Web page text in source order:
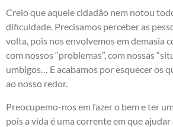
Creio que aquele cidadão nem notou
dificuldade. Precisamos perceber as
volta, pois nos envolvemos em demasia
com nossos “problemas”, com nossas
umbigos… E acabamos por esquecer os
ao nosso redor.
Preocupemo-nos em fazer o bem e ter
pois a vida é uma corrente em que